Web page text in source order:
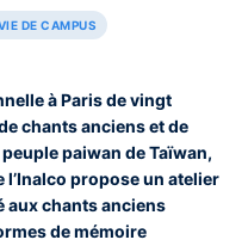
DE CAMPUS
à Paris de vingt
chants anciens et de
paiwan de Taïwan,
l’Inalco propose un atelier
chants anciens
de mémoire